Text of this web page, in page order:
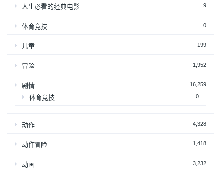
人生必看的经典电影 9
体育竞技 0
儿童 199
冒险 1,952
剧情 16,259
体育竞技 0
动作 4,328
动作冒险 1,418
动画 3,232